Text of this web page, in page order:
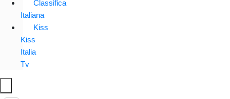
Classifica
Italiana
Kiss
Kiss
Italia
Tv